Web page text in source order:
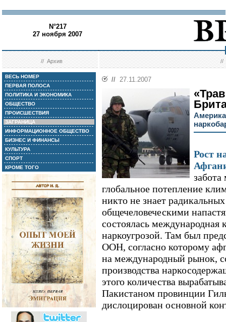
N°217
27 ноября 2007
//Архив //
ВЕСЬ НОМЕР
ПЕРВАЯ ПОЛОСА
ПОЛИТИКА И ЭКОНОМИКА
ОБЩЕСТВО
ПРОИСШЕСТВИЯ
ЗАГРАНИЦА
ИНФОРМАЦИОННОЕ ОБЩЕСТВО
БИЗНЕС И ФИНАНСЫ
КУЛЬТУРА
СПОРТ
КРОМЕ ТОГО
// 27.11.2007
Рост
забота
глобальное потепление
никто не знает
общечеловеческими
состоялась международная
наркоугрозой. Там был
ООН, согласно которому
на международный рынок,
производства
этого количества
Пакистаном провинции
дислоцирован основной